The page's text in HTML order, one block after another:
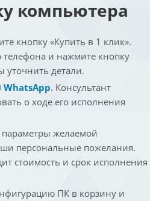
компьютера
кнопку «Купить в 1 клик».
и нажмите кнопку
детали.
WhatsApp. Консультант
о ходе его исполнения
желаемой
персональные пожелания.
стоимость и срок исполнения
ПК в корзину и